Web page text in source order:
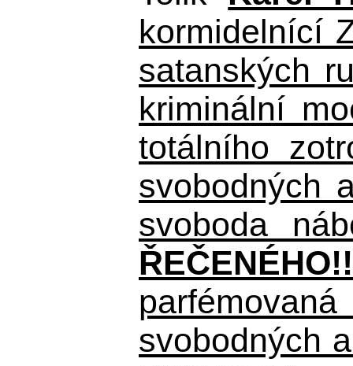
kormidelnící
satanských
kriminální
totálního
svobodných
svoboda
svobodných